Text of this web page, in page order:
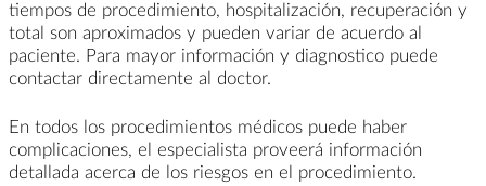
tiempos de procedimiento, hospitalización, recuperación y
total son aproximados y pueden variar de acuerdo al
paciente. Para mayor información y diagnostico puede
contactar directamente al doctor.
En todos los procedimientos médicos puede haber
complicaciones, el especialista proveerá información
detallada acerca de los riesgos en el procedimiento.